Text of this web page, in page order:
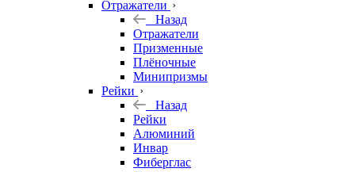
Отражатели
Назад
Отражатели
Призменные
Плёночные
Минипризмы
Рейки
Назад
Рейки
Алюминий
Инвар
Фиберглас